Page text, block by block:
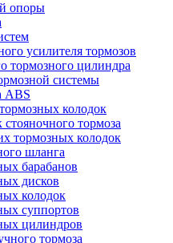
опоры
усилителя тормозов
тормозного цилиндра
системы
ABS
колодок
стояночного тормоза
тормозных колодок
шланга
барабанов
дисков
колодок
суппортов
цилиндров
тормоза